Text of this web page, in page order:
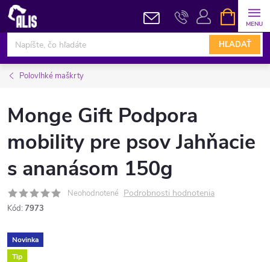
Prejsť
obsah
HĽADAŤ
KOŠÍK
Polovlhké maškrty
Monge Gift Podpora
mobility pre psov Jahňacie
s ananásom 150g
Neohodnotené Podrobnosti hodnotenia
Kód: 7973
Novinka
Tip